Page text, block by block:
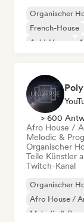
Organischer
French-House
Acid-House
> 600
Afro House /
Melodic &
Organischer
Teile Künstler
Twitch-Kanal
Organischer
Afro House /
Melodic &